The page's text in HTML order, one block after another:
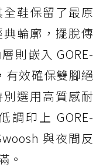
鞋保留了最原
輪廓，擺脫傳
則嵌入 GORE-
有效確保雙腳絕
選用高質感耐
調印上 GORE-
與夜間反
。